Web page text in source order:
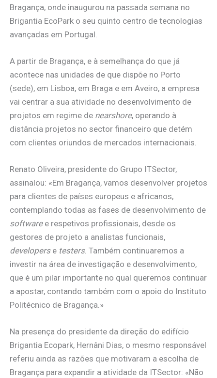
Bragança, onde inaugurou na passada semana no
Brigantia EcoPark o seu quinto centro de tecnologias
avançadas em Portugal.
A partir de Bragança, e à semelhança do que já
acontece nas unidades de que dispõe no Porto
(sede), em Lisboa, em Braga e em Aveiro, a empresa
vai centrar a sua atividade no desenvolvimento de
projetos em regime de nearshore, operando à
distância projetos no sector financeiro que detém
com clientes oriundos de mercados internacionais.
Renato Oliveira, presidente do Grupo ITSector,
assinalou: «Em Bragança, vamos desenvolver projetos
para clientes de países europeus e africanos,
contemplando todas as fases de desenvolvimento de
software e respetivos profissionais, desde os
gestores de projeto a analistas funcionais,
developerse testers. Também continuaremos a
investir na área de investigação e desenvolvimento,
que é um pilar importante no qual queremos continuar
a apostar, contando também com o apoio do Instituto
Politécnico de Bragança.»
Na presença do presidente da direção do edifício
Brigantia Ecopark, Hernâni Dias, o mesmo responsável
referiu ainda as razões que motivaram a escolha de
Bragança para expandir a atividade da ITSector: «Não